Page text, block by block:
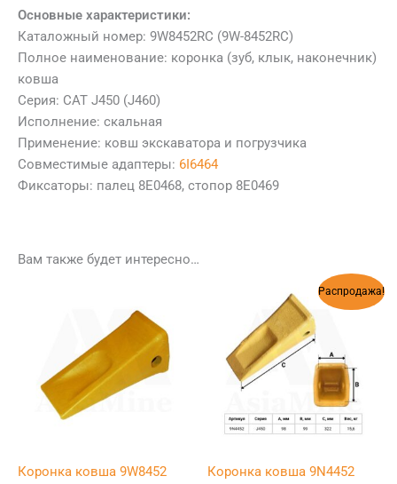
Основные характеристики:
Каталожный номер: 9W8452RC (9W-8452RC)
Полное наименование: коронка (зуб, клык, наконечник)
ковша
Серия: CAT J450 (J460)
Исполнение: скальная
Применение: ковш экскаватора и погрузчика
Совместимые адаптеры: 6I6464
Фиксаторы: палец 8E0468, стопор 8E0469
Вам также будет интересно…
Коронка ковша 9W8452
Распродажа!
Коронка ковша 9N4452
Первоначальная
составляла
25
200 ₸.
Текущая
цена:
22
900 ₸.